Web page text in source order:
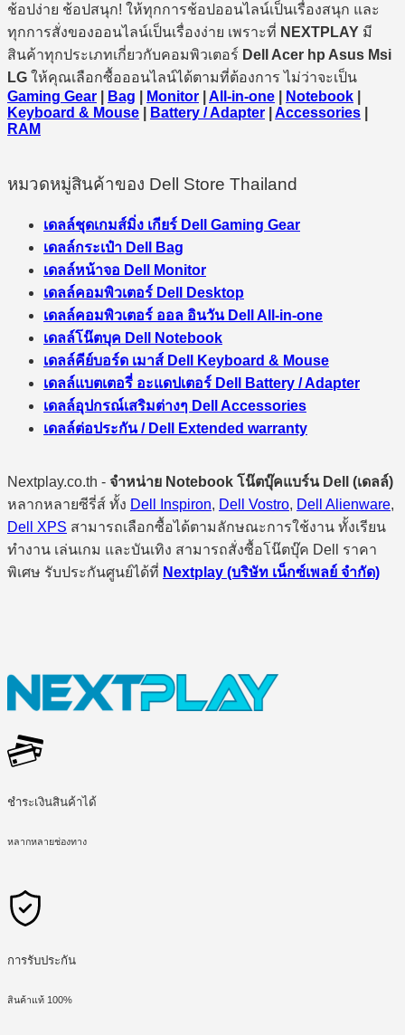
ช้อปง่าย ช้อปสนุก! ให้ทุกการช้อปออนไลน์เป็นเรื่องสนุก และ
ทุกการสั่งของออนไลน์เป็นเรื่องง่าย เพราะที่ NEXTPLAY มี
สินค้าทุกประเภทเกี่ยวกับคอมพิวเตอร์ Dell Acer hp Asus Msi
LG ให้คุณเลือกซื้อออนไลน์ได้ตามที่ต้องการ ไม่ว่าจะเป็น
Gaming Gear
Bag Monitor All-in-one Notebook
Keyboard & Mouse
Battery / Adapter Accessories
RAM
หมวดหมู่สินค้าของ Dell Store Thailand
เดลล์ชุดเกมส์มิ่ง เกียร์ Dell Gaming Gear
เดลล์กระเป๋า Dell Bag
เดลล์หน้าจอ Dell Monitor
เดลล์คอมพิวเตอร์ Dell Desktop
เดลล์คอมพิวเตอร์ ออล อินวัน Dell All-in-one
เดลล์โน๊ตบุค Dell Notebook
เดลล์คีย์บอร์ด เมาส์ Dell Keyboard & Mouse
เดลล์แบตเตอรี่ อะแดปเตอร์ Dell Battery / Adapter
เดลล์อุปกรณ์เสริมต่างๆ Dell Accessories
เดลล์ต่อประกัน / Dell Extended warranty
Nextplay.co.th - จำหน่าย Notebook โน๊ตบุ๊คแบร์น Dell (เดลล์)
หลากหลายซีรี่ส์ ทั้ง Dell Inspiron, Dell Vostro, Dell Alienware,
Dell XPS สามารถเลือกซื้อได้ตามลักษณะการใช้งาน ทั้งเรียน
ทำงาน เล่นเกม และบันเทิง สามารถสั่งซื้อโน๊ตบุ๊ค Dell ราคา
พิเศษ รับประกันศูนย์ได้ที่ Nextplay (บริษัท เน็กซ์เพลย์ จำกัด)
ชำระเงินสินค้าได้
หลากหลายช่องทาง
การรับประกัน
สินค้าแท้ 100%